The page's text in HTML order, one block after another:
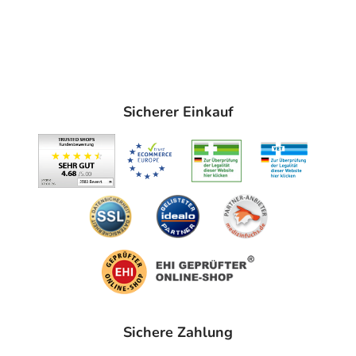
elektronische Adresse: https://www.agenki.de/ |
info@agenki.de
Angaben gem. EU-Produktsicherheitsverordnung (GPSR)
Sicherer Einkauf
Sichere Zahlung